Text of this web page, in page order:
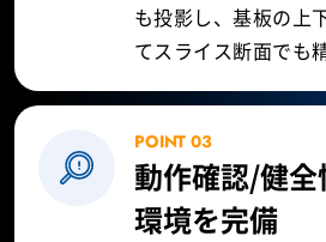
も投影し、基板の上
てスライス断面でも
POINT 03
動作確認/健
環境を完備